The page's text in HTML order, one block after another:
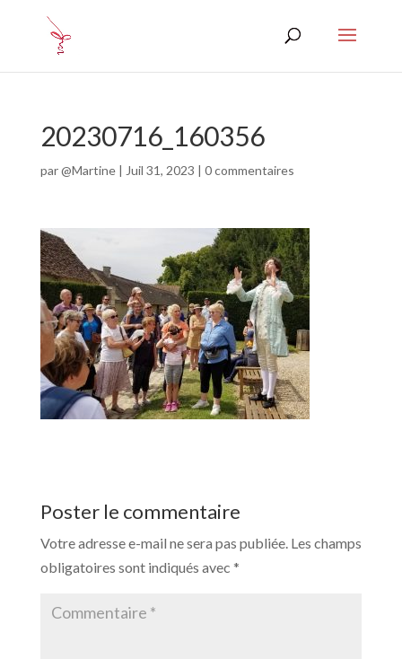
20230716_160356
par@Martine| Juil 31, 2023 | 0 commentaires
Poster le commentaire
Votre adresse e-mail ne sera pas publiée. Les champs
obligatoires sont indiqués avec *